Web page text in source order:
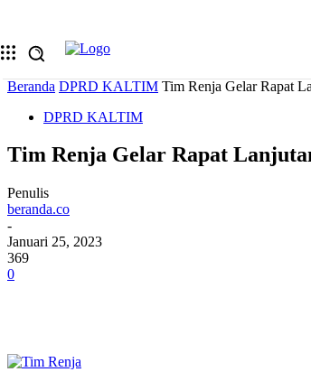
Beranda DPRD KALTIM Tim Renja Gelar Rapat
DPRD KALTIM
Tim Renja Gelar Rapat
Penulis
beranda.co
-
Januari 25, 2023
369
0